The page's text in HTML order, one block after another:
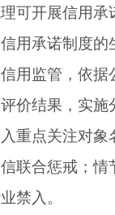
可开展信用承
用承诺制度的
用监管，依据
价结果，实施
重点关注对象
联合惩戒；情
禁入。